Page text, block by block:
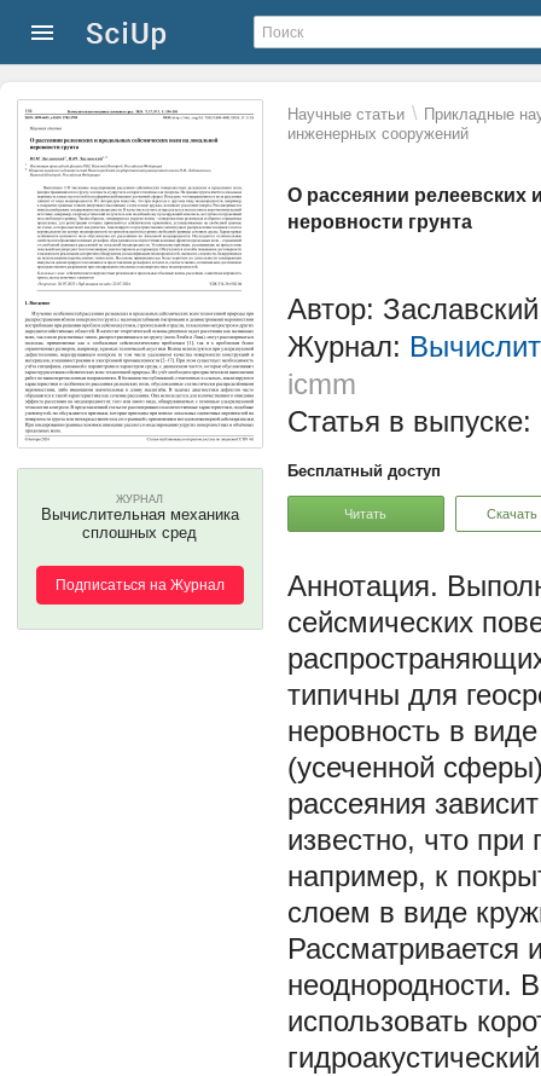
Научные статьи \ Прикладные
инженерных сооружений
О рассеянии релеевских
неровности грунта
ЖУРНАЛ
Вычислительная механика
сплошных сред
Подписаться на Журнал
Автор:
Журнал:
icmm
Статья в выпуске:
Бесплатный доступ
Читать Скачать
сейсмических
типичны для
неровность в
(усеченной
рассеяния
известно, что при
например, к
слоем в виде
Рассматривается
неоднородности.
использовать